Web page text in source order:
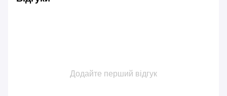
Додайте перший відгук